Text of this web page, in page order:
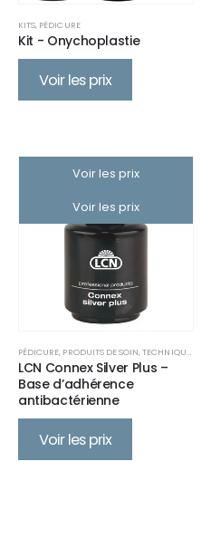
KITS, PÉDICURE
Kit - Onychoplastie
Voir les prix
Voir les prix
Voir les prix
PÉDICURE, PRODUITS DE SOIN,TECHNIQUES SPÉCIALES
LCN Connex Silver Plus –
Base d’adhérence
antibactérienne
Voir les prix